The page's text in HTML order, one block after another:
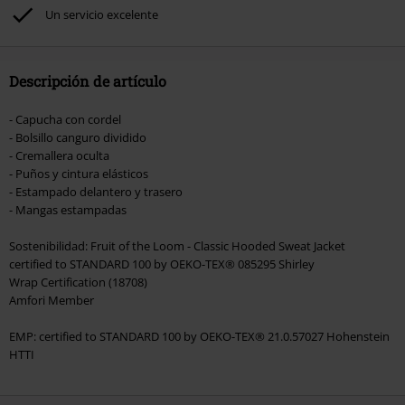
Rammstein, (Till) Lindemann, Böhse Onkelz, Broilers, Die Ärzte, Die Toten
Hosen, Metality, Funko Pop!, vales regalo y artículos que incluyan una
Un servicio excelente
Descripción de artículo
- Capucha con cordel
- Bolsillo canguro dividido
- Cremallera oculta
- Puños y cintura elásticos
- Estampado delantero y trasero
- Mangas estampadas
Sostenibilidad: Fruit of the Loom - Classic Hooded Sweat Jacket
certified to STANDARD 100 by OEKO-TEX® 085295 Shirley
Wrap Certification (18708)
Amfori Member
EMP: certified to STANDARD 100 by OEKO-TEX® 21.0.57027 Hohenstein
HTTI